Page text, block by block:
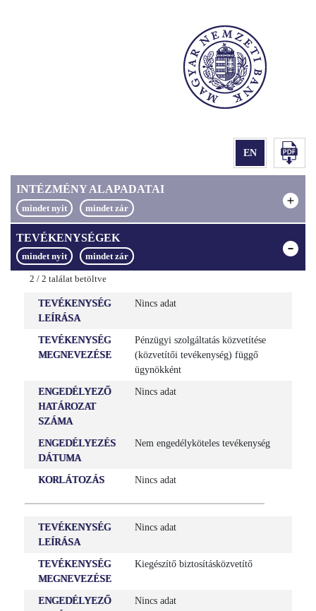
INTÉZMÉNY ALAPADATAI
NÉV
VÖRÖSKŐ Kereskedelmi és Szolgáltató Korlátolt
Felelősségű Társaság
RÖVID NÉV
Vöröskő Kft.
VÖRÖSKŐ Kereskedelmi és Szolgáltató KFt., VÖRÖSKŐ
SZÉKHELY CÍM
8200 Veszprém, Pápai út 36
INTÉZMÉNY TÍPUS
Pénzpiaci függő ügynök
TÖRZSSZÁM
10233342
Nincs adat
HONLAP CÍME
TEVÉKENYSÉGEK
2 / 2 találat betöltve
TEVÉKENYSÉG
LEÍRÁSA
Nincs adat
TEVÉKENYSÉG
MEGNEVEZÉSE
Pénzügyi szolgáltatás közvetítése
(közvetítői tevékenység) függő
ügynökként
ENGEDÉLYEZŐ
HATÁROZAT
SZÁMA
Nincs adat
ENGEDÉLYEZÉS
DÁTUMA
Nem engedélyköteles tevékenység
KORLÁTOZÁS Nincs adat
TEVÉKENYSÉG
LEÍRÁSA
Nincs adat
TEVÉKENYSÉG
MEGNEVEZÉSE
Kiegészítő biztosításközvetítő
ENGEDÉLYEZŐ
Nincs adat